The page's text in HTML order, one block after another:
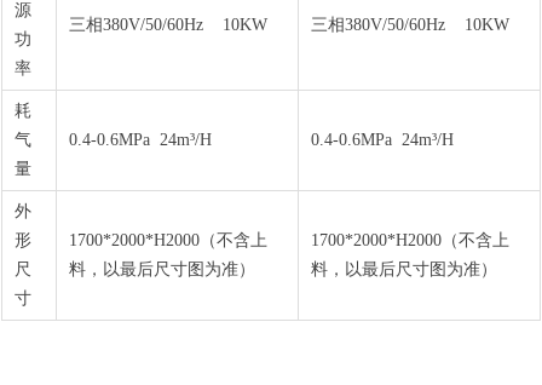
源
功
率
三相380V/50/60Hz 10KW 三相380V/50/60Hz 10KW
耗
气
量
0.4-0.6MPa 24m³/H 0.4-0.6MPa 24m³/H
外
形
尺
寸
1700*2000*H2000（不含上
料，以最后尺寸图为准）
1700*2000*H2000（不含上
料，以最后尺寸图为准）